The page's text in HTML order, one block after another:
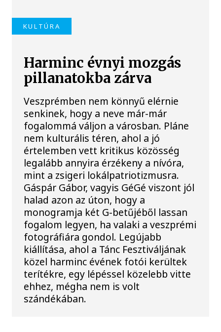
KULTÚRA
Harminc évnyi mozgás
pillanatokba zárva
Veszprémben nem könnyű elérnie
senkinek, hogy a neve már-már
fogalommá váljon a városban. Pláne
nem kulturális téren, ahol a jó
értelemben vett kritikus közösség
legalább annyira érzékeny a nívóra,
mint a zsigeri lokálpatriotizmusra.
Gáspár Gábor, vagyis GéGé viszont jól
halad azon az úton, hogy a
monogramja két G-betűjéből lassan
fogalom legyen, ha valaki a veszprémi
fotográfiára gondol. Legújabb
kiállítása, ahol a Tánc Fesztiváljának
közel harminc évének fotói kerültek
terítékre, egy lépéssel közelebb vitte
ehhez, mégha nem is volt
szándékában.